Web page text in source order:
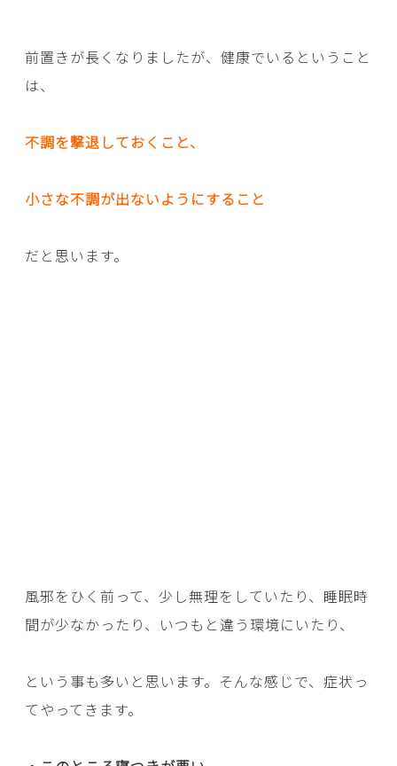
前置きが長くなりましたが、健康でいるということ
は、
不調を撃退しておくこと、
小さな不調が出ないようにすること
だと思います。
風邪をひく前って、少し無理をしていたり、睡眠時
間が少なかったり、いつもと違う環境にいたり、
という事も多いと思います。そんな感じで、症状っ
てやってきます。